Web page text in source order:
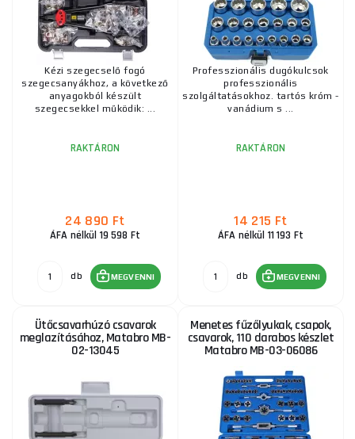
Kézi szegecselő fogó
szegecsanyákhoz, a következő
anyagokból készült
szegecsekkel működik: ...
RAKTÁRON
24 890 Ft
ÁFA nélkül 19 598 Ft
db MEGVENNI
Professzionális dugókulcsok
professzionális
szolgáltatásokhoz. tartós króm -
vanádium s ...
RAKTÁRON
14 215 Ft
ÁFA nélkül 11 193 Ft
db MEGVENNI
Ütőcsavarhúzó csavarok
meglazításához, Matabro MB-
02-13045
Menetes fűzőlyukak, csapok,
csavarok, 110 darabos készlet
Matabro MB-03-06086